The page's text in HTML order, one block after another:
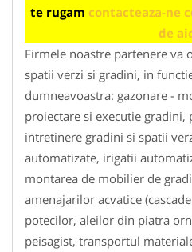
te rugam contacteaza-ne
de
Firmele noastre partenere va
spatii verzi si gradini, in
dumneavoastra: gazonare -
proiectare si executie gradini,
intretinere gradini si spatii
automatizate, irigatii
montarea de mobilier de
amenajarilor acvatice
potecilor, aleilor din piatra
peisagist, transportul